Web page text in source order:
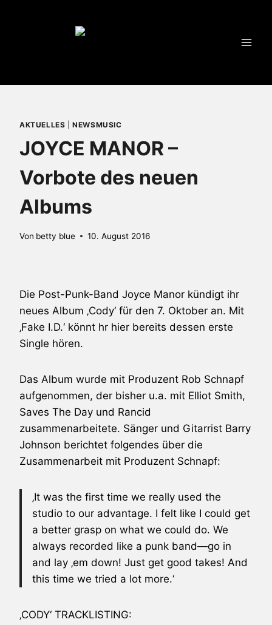
AKTUELLES |NEWSMUSIC
JOYCE MANOR –
Vorbote des neuen
Albums
Von betty blue 10. August 2016
Die Post-Punk-Band Joyce Manor kündigt ihr
neues Album ‚Cody‘ für den 7. Oktober an. Mit
‚Fake I.D.‘ könnt hr hier bereits dessen erste
Single hören.
Das Album wurde mit Produzent Rob Schnapf
aufgenommen, der bisher u.a. mit Elliot Smith,
Saves The Day und Rancid
zusammenarbeitete. Sänger und Gitarrist Barry
Johnson berichtet folgendes über die
Zusammenarbeit mit Produzent Schnapf:
‚It was the first time we really used the
studio to our advantage. I felt like I could get
a better grasp on what we could do. We
always recorded like a punk band—go in
and lay ‚em down! Just get good takes! And
this time we tried a lot more.‘
‚CODY‘ TRACKLISTING: